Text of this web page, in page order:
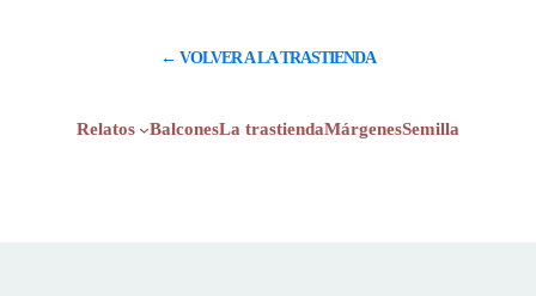
← VOLVER A LA TRASTIENDA
Relatos BalconesLa trastiendaMárgenesSemilla